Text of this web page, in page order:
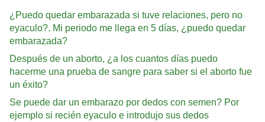
¿Puedo quedar embarazada si tuve relaciones, pero no
eyaculo?. Mi periodo me llega en 5 días, ¿puedo quedar
embarazada?
Después de un aborto, ¿a los cuantos días puedo
hacerme una prueba de sangre para saber si el aborto fue
un éxito?
Se puede dar un embarazo por dedos con semen? Por
ejemplo si recién eyaculo e introdujo sus dedos